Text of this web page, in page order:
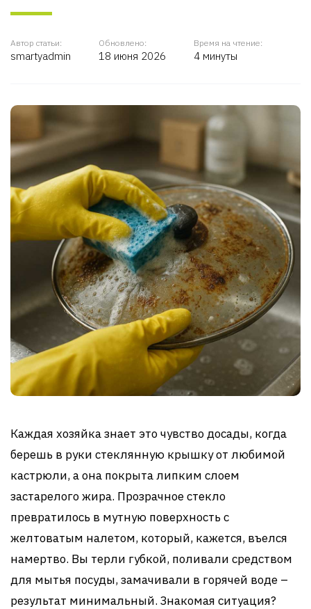
Автор статьи:
smartyadmin
Обновлено:
18 июня 2026
Время на чтение:
4 минуты
Каждая хозяйка знает это чувство досады, когда
берешь в руки стеклянную крышку от любимой
кастрюли, а она покрыта липким слоем
застарелого жира. Прозрачное стекло
превратилось в мутную поверхность с
желтоватым налетом, который, кажется, въелся
намертво. Вы терли губкой, поливали средством
для мытья посуды, замачивали в горячей воде –
результат минимальный. Знакомая ситуация?